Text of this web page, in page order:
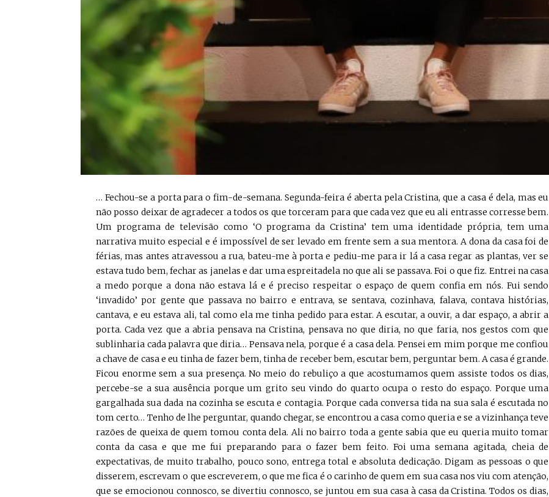
… Fechou-se a porta para o fim-de-semana. Segunda-feira é aberta pela Cristina, que a casa é dela, mas eu
não posso deixar de agradecer a todos os que torceram para que cada vez que eu ali entrasse corresse bem.
Um programa de televisão como ‘O programa da Cristina’ tem uma identidade própria, tem uma
narrativa muito especial e é impossível de ser levado em frente sem a sua mentora. A dona da casa foi de
férias, mas antes atravessou a rua, bateu-me à porta e pediu-me para ir lá a casa regar as plantas, ver se
estava tudo bem, fechar as janelas e dar uma espreitadela no que ali se passava. Foi o que fiz. Entrei na casa
a medo porque a dona não estava lá e é preciso respeitar o espaço de quem confia em nós. Fui sendo
‘invadido’ por gente que passava no bairro e entrava, se sentava, cozinhava, falava, contava histórias,
cantava, e eu estava ali, tal como ela me tinha pedido para estar. A escutar, a ouvir, a dar espaço, a abrir a
porta. Cada vez que a abria pensava na Cristina, pensava no que diria, no que faria, nos gestos com que
sublinharia cada palavra que diria… Pensava nela, porque é a casa dela. Pensei em mim porque me confiou
a chave de casa e eu tinha de fazer bem, tinha de receber bem, escutar bem, perguntar bem. A casa é grande.
Ficou enorme sem a sua presença. No meio do rebuliço a que acostumamos quem assiste todos os dias,
percebe-se a sua ausência porque um grito seu vindo do quarto ocupa o resto do espaço. Porque uma
gargalhada sua dada na cozinha se escuta e contagia. Porque cada conversa tida na sua sala é escutada no
tom certo… Tenho de lhe perguntar, quando chegar, se encontrou a casa como queria e se a vizinhança teve
razões de queixa de quem tomou conta dela. Ali no bairro toda a gente sabia que eu queria muito tomar
conta da casa e que me fui preparando para o fazer bem feito. Foi uma semana agitada, cheia de
expectativas, de muito trabalho, pouco sono, entrega total e absoluta dedicação. Digam as pessoas o que
disserem, escrevam o que escreverem, o que me fica é o carinho de quem em sua casa nos viu com atenção,
que se emocionou connosco, se divertiu connosco, se juntou em sua casa à casa da Cristina. Todos os dias,